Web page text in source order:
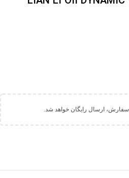
سفارش، ارسال رایگان خواهد شد.